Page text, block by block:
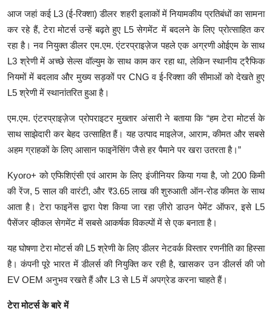
आज जहां कई L3 (ई-रिक्शा) डीलर शहरी इलाकों में नियामकीय प्रतिबंधों का सामना
कर रहे हैं, टेरा मोटर्स उन्हें बढ़ते हुए L5 सेगमेंट में बदलने के लिए प्रोत्साहित कर
रहा है। नव नियुक्त डीलर एम.एम. एंटरप्राइज़ेज पहले एक अग्रणी ओईएम के साथ
L3 श्रेणी में अच्छे सेल्स वॉल्युम के साथ काम कर रहा था, लेकिन स्थानीय ट्रैफिक
नियमों में बदलाव और मुख्य सड़कों पर CNG व ई-रिक्शा की सीमाओं को देखते हुए
L5 श्रेणी में स्थानांतरित हुआ है।
एम.एम. एंटरप्राइज़ेज प्रोपराइटर मुख्तार अंसारी ने बताया कि “हम टेरा मोटर्स के
साथ साझेदारी कर बेहद उत्साहित हैं। यह उत्पाद माइलेज, आराम, कीमत और सबसे
अहम ग्राहकों के लिए आसान फाइनेंसिंग जैसे हर पैमाने पर खरा उतरता है।”
Kyoro+ को एफिशिएंसी एवं आराम के लिए इंजीनियर किया गया है, जो 200 किमी
की रेंज, 5 साल की वारंटी, और ₹3.65 लाख की शुरुआती ऑन-रोड कीमत के साथ
आता है। टेरा फाइनेंस द्वारा पेश किया जा रहा ज़ीरो डाउन पेमेंट ऑफर, इसे L5
पैसेंजर व्हीकल सेगमेंट में सबसे आकर्षक विकल्पों में से एक बनाता है।
यह घोषणा टेरा मोटर्स की L5 श्रेणी के लिए डीलर नेटवर्क विस्तार रणनीति का हिस्सा
है। कंपनी पूरे भारत में डीलर्स की नियुक्ति कर रही है, खासकर उन डीलर्स की जो
EV OEM अनुभव रखते हैं और L3 से L5 में अपग्रेड करना चाहते हैं।
टेरा मोटर्स के बारे में